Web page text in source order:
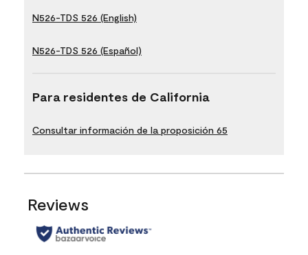
N526-TDS 526 (English)
N526-TDS 526 (Español)
Para residentes de California
Consultar información de la proposición 65
Reviews